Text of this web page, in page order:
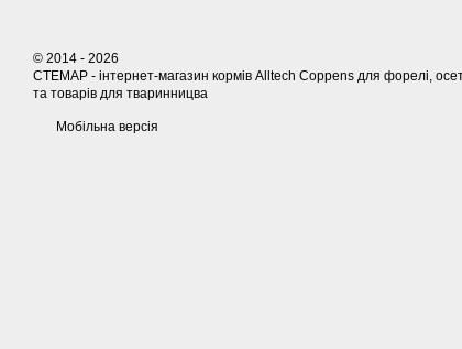
© 2014 - 2026
СТЕМАР - інтернет-магазин кормів Alltech Coppens для форелі,
та товарів для тваринницва
Мобільна версія